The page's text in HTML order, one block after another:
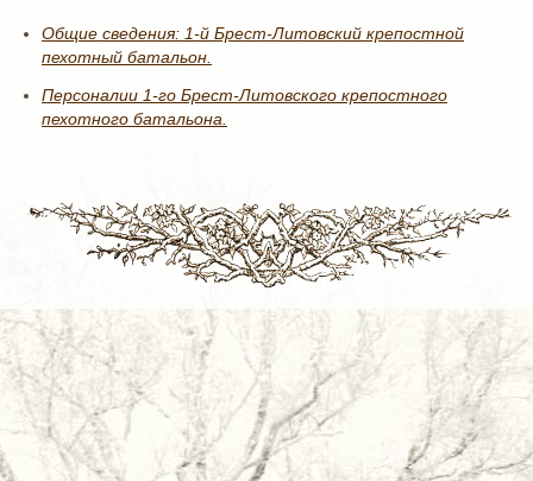
Общие сведения: 1-й Брест-Литовский крепостной
пехотный батальон.
Персоналии 1-го Брест-Литовского крепостного
пехотного батальона.